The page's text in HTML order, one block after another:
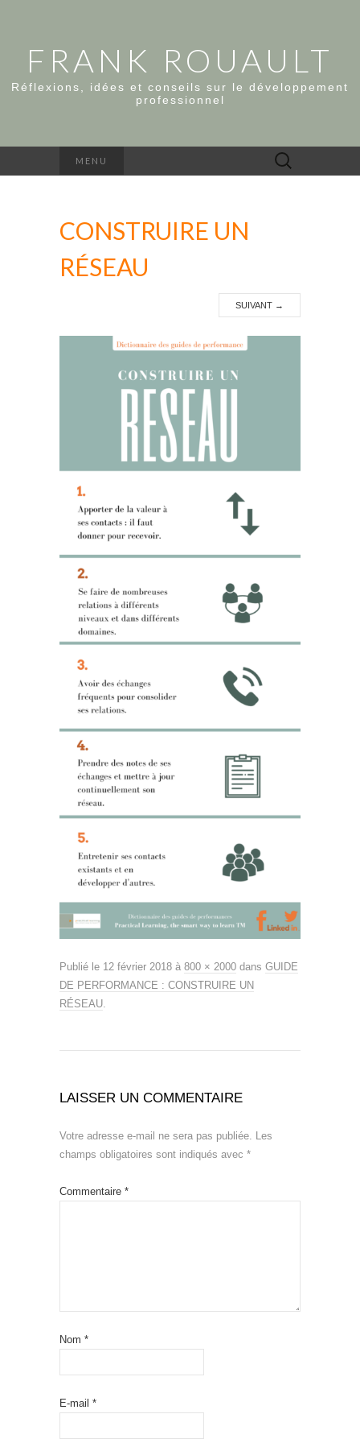
FRANK ROUAULT
Réflexions, idées et conseils sur le développement
professionnel
MENU Rechercher :
CONSTRUIRE UN
RÉSEAU
SUIVANT →
Publié le 12 février 2018 à 800 × 2000 dans GUIDE
DE PERFORMANCE : CONSTRUIRE UN
RÉSEAU.
LAISSER UN COMMENTAIRE
Votre adresse e-mail ne sera pas publiée. Les
champs obligatoires sont indiqués avec *
Commentaire *
Nom *
E-mail *